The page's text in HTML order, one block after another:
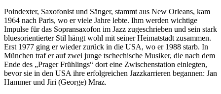
Poindexter, Saxofonist und Sänger, stammt aus New Orleans, kam
1964 nach Paris, wo er viele Jahre lebte. Ihm werden wichtige
Impulse für das Sopransaxofon im Jazz zugeschrieben und sein stark
bluesorientierter Stil hängt wohl mit seiner Heimatstadt zusammen.
Erst 1977 ging er wieder zurück in die USA, wo er 1988 starb. In
München traf er auf zwei junge tschechische Musiker, die nach dem
Ende des „Prager Frühlings“ dort eine Zwischenstation einlegten,
bevor sie in den USA ihre erfolgreichen Jazzkarrieren begannen: Jan
Hammer und Jiri (George) Mraz.